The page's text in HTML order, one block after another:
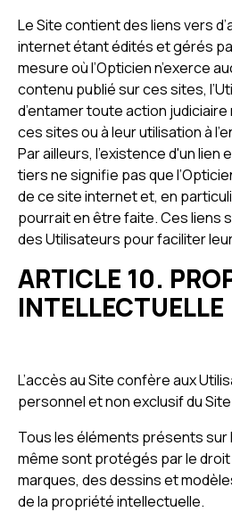
Le Site contient des liens vers
internet étant édités et gérés
mesure où l’Opticien n’exerce
contenu publié sur ces sites,
d’entamer toute action
ces sites ou à leur utilisation à
Par ailleurs, l'existence d'un lien
tiers ne signifie pas que
de ce site internet et, en
pourrait en être faite. Ces liens
des Utilisateurs pour faciliter
ARTICLE 10.
INTELLECTUELLE
L’accès au Site confère aux
personnel et non exclusif du
Tous les éléments présents sur
même sont protégés par le droit
marques, des dessins et
de la propriété intellectuelle.